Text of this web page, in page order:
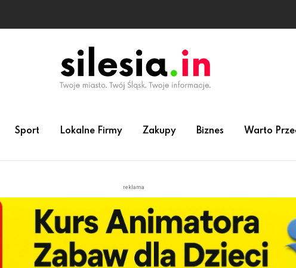
Sport Lokalne Firmy Zakupy Biznes Warto
reklama